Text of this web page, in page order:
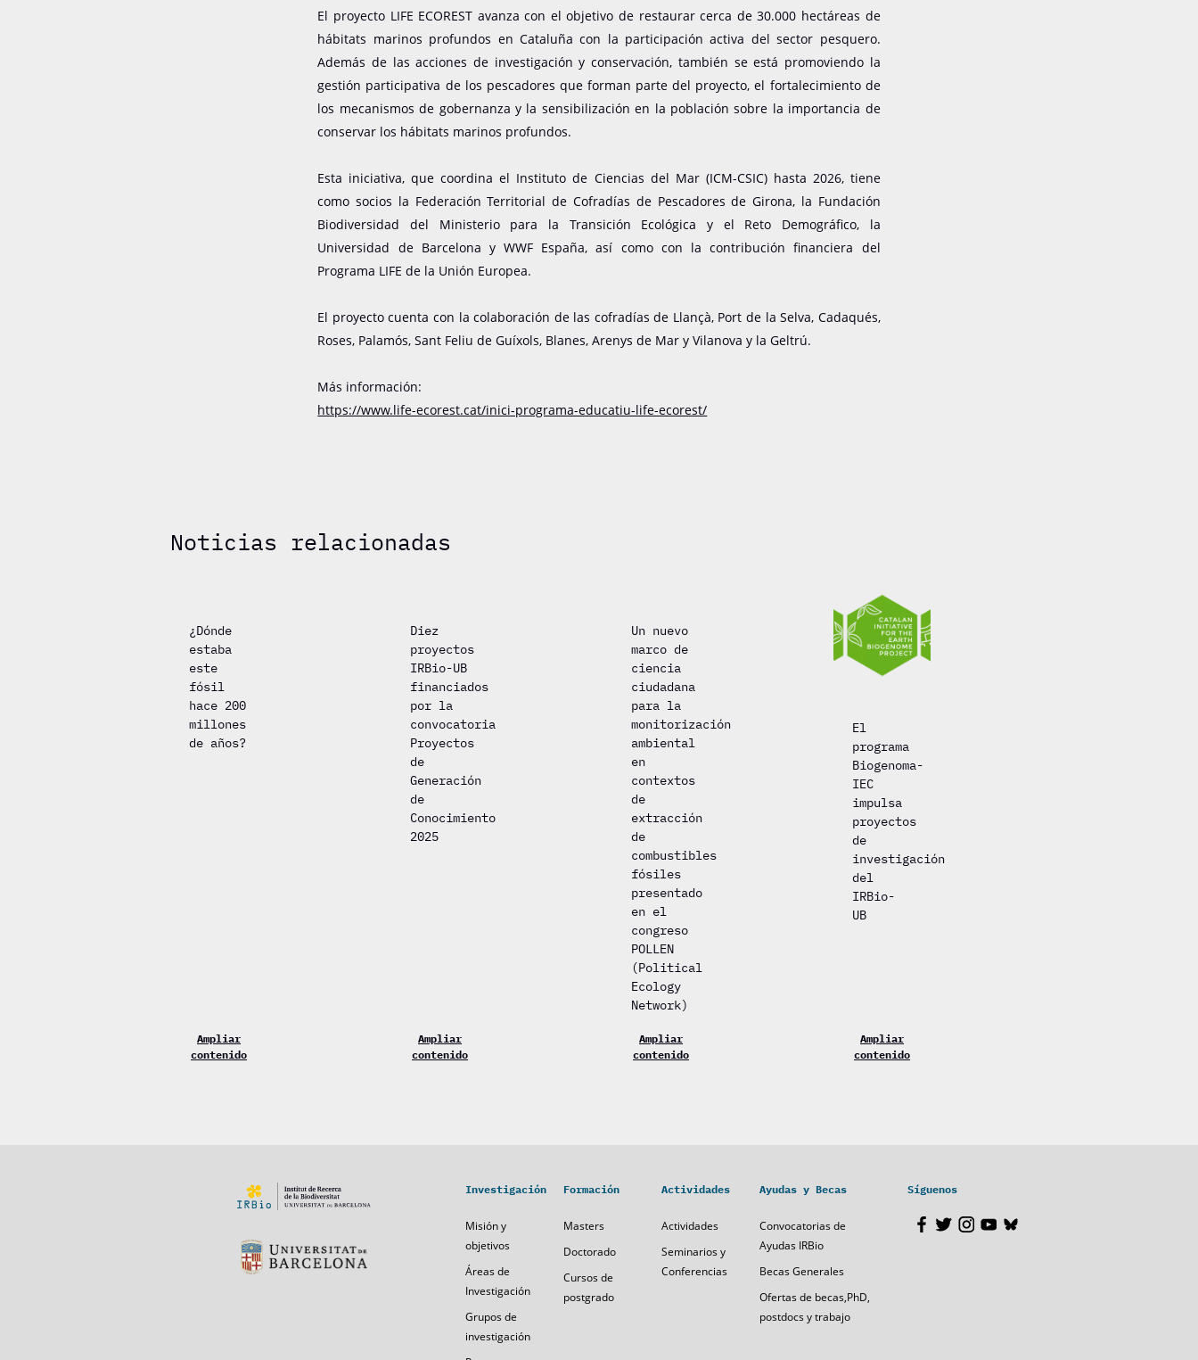
El proyecto LIFE ECOREST avanza con el objetivo de restaurar cerca de 30.000 hectáreas de
hábitats marinos profundos en Cataluña con la participación activa del sector pesquero.
Además de las acciones de investigación y conservación, también se está promoviendo la
gestión participativa de los pescadores que forman parte del proyecto, el fortalecimiento de
los mecanismos de gobernanza y la sensibilización en la población sobre la importancia de
conservar los hábitats marinos profundos.
Esta iniciativa, que coordina el Instituto de Ciencias del Mar (ICM-CSIC) hasta 2026, tiene
como socios la Federación Territorial de Cofradías de Pescadores de Girona, la Fundación
Biodiversidad del Ministerio para la Transición Ecológica y el Reto Demográfico, la
Universidad de Barcelona y WWF España, así como con la contribución financiera del
Programa LIFE de la Unión Europea.
El proyecto cuenta con la colaboración de las cofradías de Llançà, Port de la Selva, Cadaqués,
Roses, Palamós, Sant Feliu de Guíxols, Blanes, Arenys de Mar y Vilanova y la Geltrú.
Más información:
https://www.life-ecorest.cat/inici-programa-educatiu-life-ecorest/
Noticias relacionadas
¿Dónde
estaba
este
fósil
hace 200
millones
de años?
Ampliar
contenido
Diez
proyectos
IRBio-UB
financiados
por la
convocatoria
Proyectos
de
Generación
de
Conocimiento
2025
Ampliar
contenido
Un nuevo
marco de
ciencia
ciudadana
para la
monitorización
ambiental
en
contextos
de
extracción
de
combustibles
fósiles
presentado
en el
congreso
POLLEN
(Political
Ecology
Network)
Ampliar
contenido
El
programa
Biogenoma-
IEC
impulsa
proyectos
de
investigación
del
IRBio-
UB
Ampliar
contenido
Investigación
Misión y
objetivos
Áreas de
Investigación
Grupos de
investigación
Formación
Masters
Doctorado
Cursos de
postgrado
Actividades
Actividades
Seminarios y
Conferencias
Ayudas y Becas
Convocatorias de
Ayudas IRBio
Becas Generales
Ofertas de becas,PhD,
postdocs y trabajo
Síguenos